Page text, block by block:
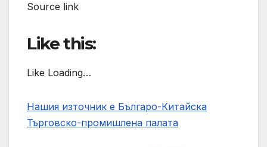
Source link
Like this:
Like Loading…
Нашия източник е Българо-Китайска
Търговско-промишлена палaта